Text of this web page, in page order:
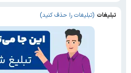
تبلیغات (تبلیغات را حذف کنید)